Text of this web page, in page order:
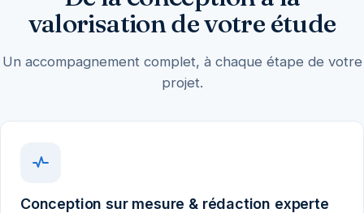
valorisation de votre étude
Un accompagnement complet, à chaque étape de votre
projet.
Conception sur mesure & rédaction experte